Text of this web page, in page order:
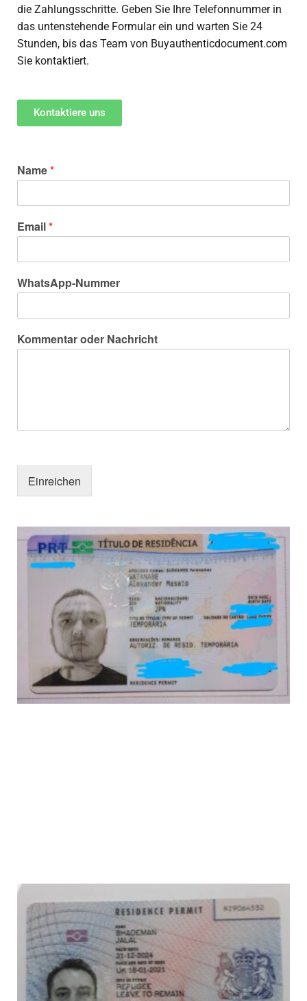
die Zahlungsschritte. Geben Sie Ihre Telefonnummer in
das untenstehende Formular ein und warten Sie 24
Stunden, bis das Team von Buyauthenticdocument.com
Sie kontaktiert.
Kontaktiere uns
Name*
Email*
WhatsApp-Nummer
Kommentar oder Nachricht
Einreichen